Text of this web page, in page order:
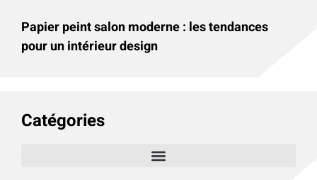
Papier peint salon moderne : les tendances
pour un intérieur design
Catégories